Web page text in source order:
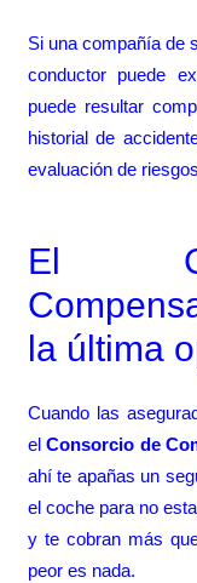
Si una compañía de
conductor puede
puede resultar
historial de
evaluación de
El
la última
Cuando las
el Consorcio de
ahí te apañas un
el coche para no
y te cobran más
peor es nada.